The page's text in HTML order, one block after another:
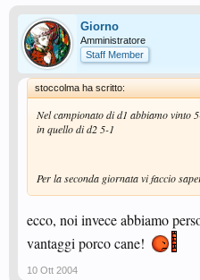
Giorno
Amministratore
Staff Member
stoccolma ha scritto:
Nel campionato di d1 abbiamo vinto
in quello di d2 5-1
Per la seconda giornata vi faccio
ecco, noi invece abbiamo
vantaggi porco cane!
10 Ott 2004